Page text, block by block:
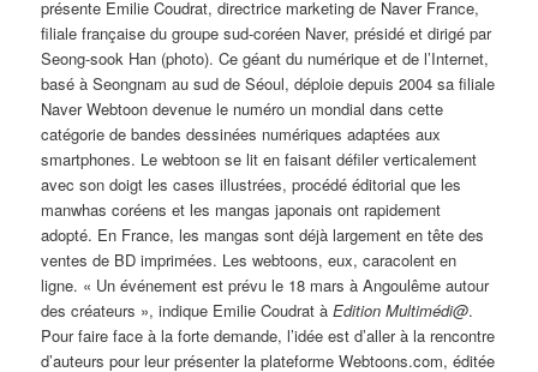
présente Emilie Coudrat, directrice marketing de Naver France,
filiale française du groupe sud-coréen Naver, présidé et dirigé par
Seong-sook Han (photo). Ce géant du numérique et de l’Internet,
basé à Seongnam au sud de Séoul, déploie depuis 2004 sa filiale
Naver Webtoon devenue le numéro un mondial dans cette
catégorie de bandes dessinées numériques adaptées aux
smartphones. Le webtoon se lit en faisant défiler verticalement
avec son doigt les cases illustrées, procédé éditorial que les
manwhas coréens et les mangas japonais ont rapidement
adopté. En France, les mangas sont déjà largement en tête des
ventes de BD imprimées. Les webtoons, eux, caracolent en
ligne. « Un événement est prévu le 18 mars à Angoulême autour
des créateurs », indique Emilie Coudrat àEdition Multimédi@.
Pour faire face à la forte demande, l’idée est d’aller à la rencontre
d’auteurs pour leur présenter la plateforme Webtoons.com, éditée